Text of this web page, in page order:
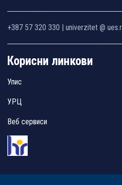
+387 57 320 330 | univerzitet @
Корисни линкови
Упис
УРЦ
Веб сервиси